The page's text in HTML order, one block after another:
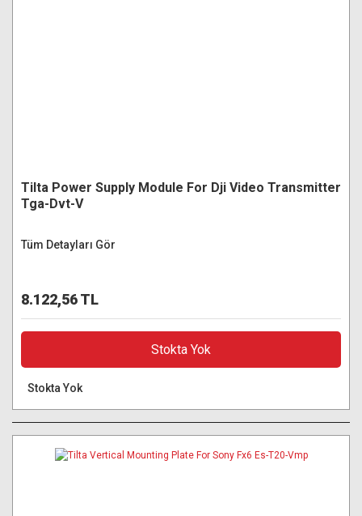
Tilta Power Supply Module For Dji Video Transmitter
Tga-Dvt-V
Tüm Detayları Gör
8.122,56 TL
Stokta Yok
Stokta Yok